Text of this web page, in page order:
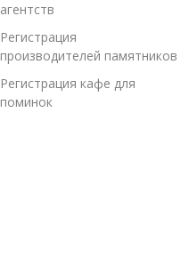
агентств
Регистрация
производителей памятников
Регистрация кафе для
поминок